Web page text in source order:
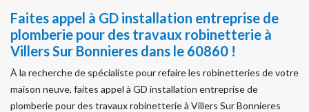
Faites appel à GD installation entreprise de
plomberie pour des travaux robinetterie à
Villers Sur Bonnieres dans le 60860 !
À la recherche de spécialiste pour refaire les robinetteries de votre
maison neuve, faites appel à GD installation entreprise de
plomberie pour des travaux robinetterie à Villers Sur Bonnieres